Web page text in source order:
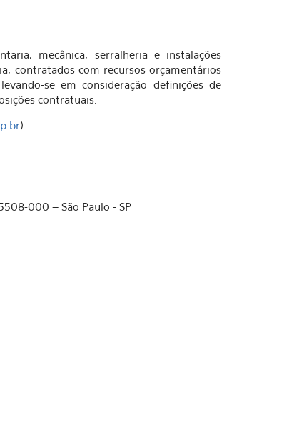
mecânica, serralheria e instalações
contratados com recursos orçamentários
se em consideração definições de
contratuais.
)
000 – São Paulo - SP